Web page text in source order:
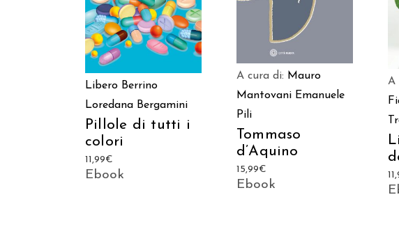
Libero Berrino
Loredana Bergamini
Pillole di tutti i
colori
11,99€
Ebook
A cura di: Mauro
Mantovani Emanuele
Pili
Tommaso
d’Aquino
15,99€
Ebook
A